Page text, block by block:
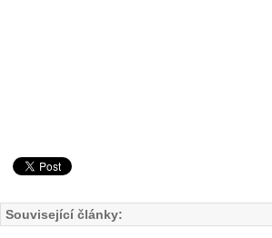
Související články: